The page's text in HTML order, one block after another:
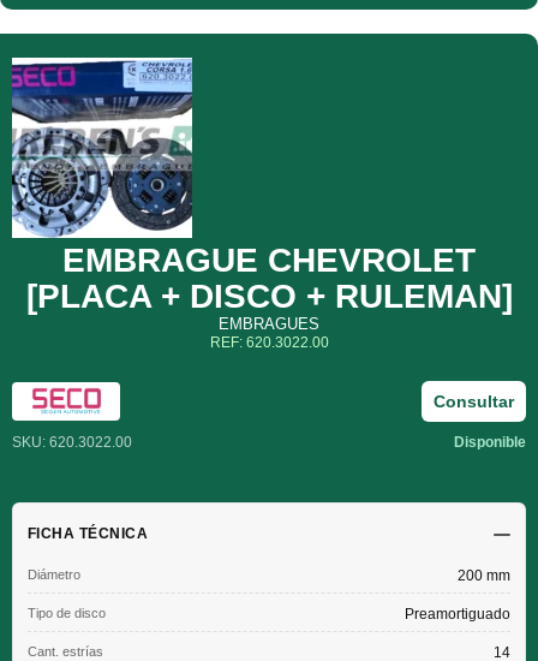
EMBRAGUE CHEVROLET
[PLACA + DISCO + RULEMAN]
EMBRAGUES
REF: 620.3022.00
SKU: 620.3022.00 Disponible
Consultar
FICHA TÉCNICA
Diámetro 200 mm
Tipo de disco Preamortiguado
Cant. estrías 14